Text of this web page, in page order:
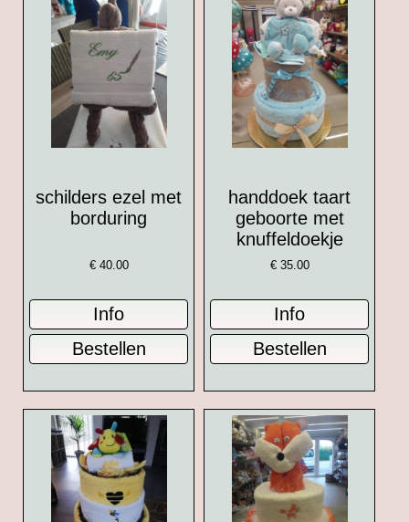
schilders ezel met
borduring
€ 40.00
handdoek taart
geboorte met
knuffeldoekje
€ 35.00